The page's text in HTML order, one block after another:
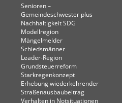
Senioren –
Gemeindeschwester plus
Nachhaltigkeit SDG
Modellregion
Mängelmelder
Schiedsmänner
Leader-Region
Grundsteuerreform
Starkregenkonzept
Erhebung wiederkehrender
Straßenausbaubeitrag
Verhalten in Not­situationen